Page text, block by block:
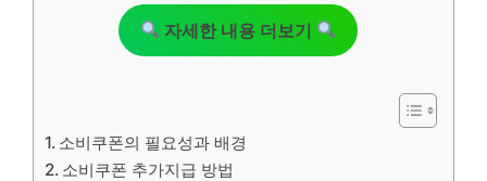
자세한 내용 더보기
소비쿠폰의 필요성과 배경
소비쿠폰 추가지급 방법